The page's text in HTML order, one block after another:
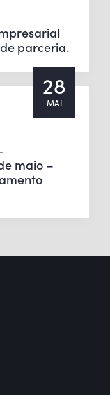
parceria.
28
MAI
maio –